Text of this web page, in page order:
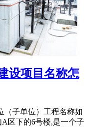
设项目名称怎
（子单位）工程名称如
区下的6号楼,是一个子